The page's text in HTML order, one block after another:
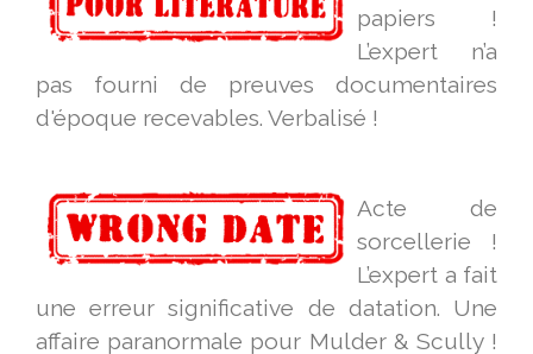
papiers !
L’expert n’a
pas fourni de preuves documentaires
d'époque recevables. Verbalisé !
Acte de
sorcellerie !
L’expert a fait
une erreur significative de datation. Une
affaire paranormale pour Mulder & Scully !